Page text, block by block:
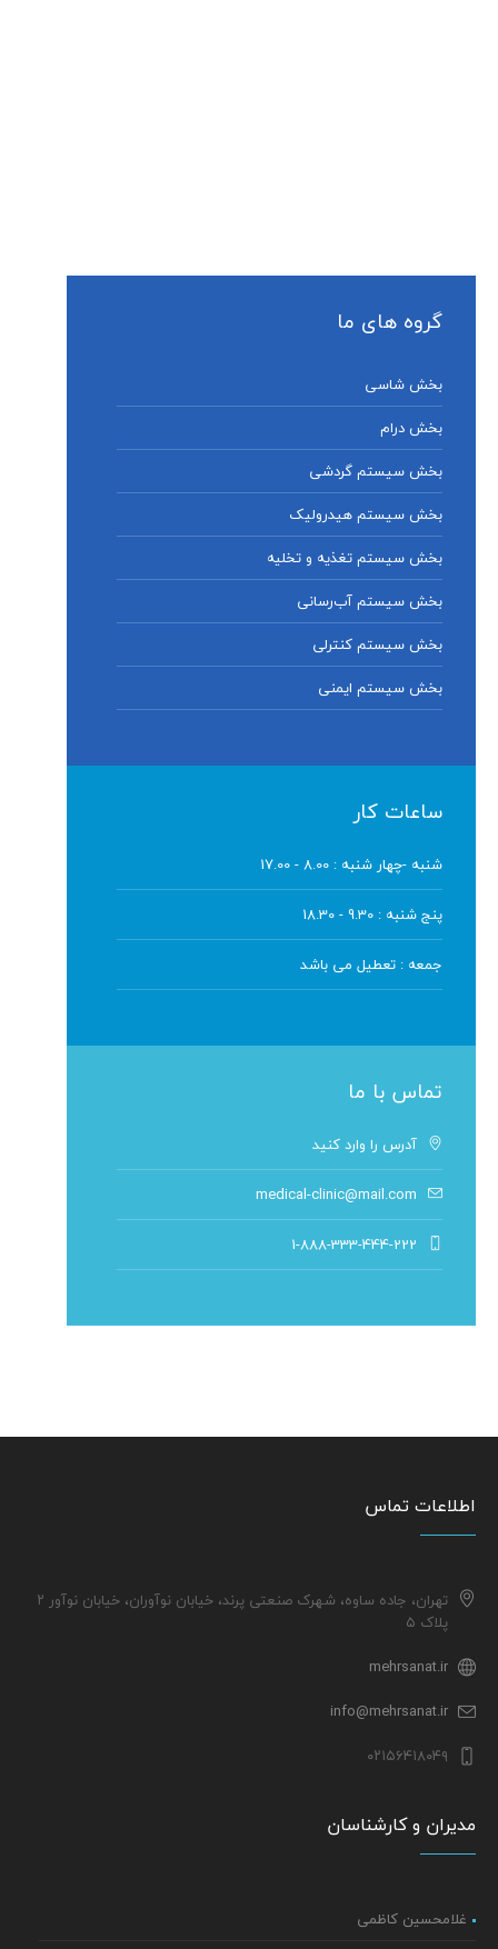
گروه های ما
بخش شاسی
بخش درام
بخش سیستم گردشی
بخش سیستم هیدرولیک
بخش سیستم تغذیه و تخلیه
بخش سیستم آب‌رسانی
بخش سیستم کنترلی
بخش سیستم ایمنی
ساعات کار
شنبه -چهار شنبه : 8.00 - 17.00
پنج شنبه : 9.30 - 18.30
جمعه : تعطیل می باشد
تماس با ما
آدرس را وارد کنید
medical-clinic@mail.com
1-888-333-444-222
اطلاعات تماس
تهران، جاده ساوه، شهرک صنعتی پرند، خیابان نوآوران، خیابان نوآور ۲
پلاک ۵
mehrsanat.ir
info@mehrsanat.ir
۰۲۱۵۶۴۱۸۰۴۹
مدیران و کارشناسان
غلامحسین کاظمی